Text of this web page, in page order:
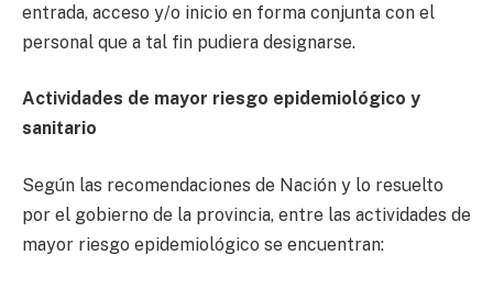
entrada, acceso y/o inicio en forma conjunta con el
personal que a tal fin pudiera designarse.
Actividades de mayor riesgo epidemiológico y
sanitario
Según las recomendaciones de Nación y lo resuelto
por el gobierno de la provincia, entre las actividades de
mayor riesgo epidemiológico se encuentran: